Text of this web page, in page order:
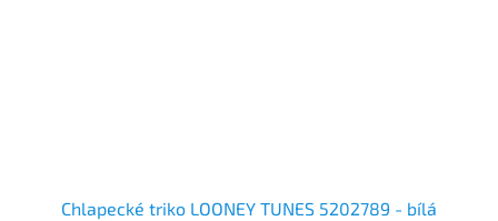
Chlapecké triko LOONEY TUNES 5202789 - bílá